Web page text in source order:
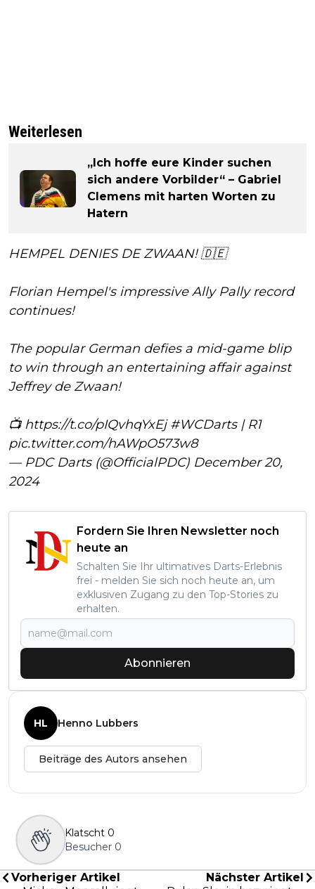
Weiterlesen
„Ich hoffe eure Kinder suchen
sich andere Vorbilder“ – Gabriel
Clemens mit harten Worten zu
Hatern
HEMPEL DENIES DE ZWAAN! 🇩🇪
Florian Hempel's impressive Ally Pally record
continues!
The popular German defies a mid-game blip
to win through an entertaining affair against
Jeffrey de Zwaan!
📺 https://t.co/pIQvhqYxEj #WCDarts| R1
pic.twitter.com/hAWpO573w8
— PDC Darts (@OfficialPDC) December 20,
2024
Fordern Sie Ihren Newsletter noch
heute an
Schalten Sie Ihr ultimatives Darts-Erlebnis
frei - melden Sie sich noch heute an, um
exklusiven Zugang zu den Top-Stories zu
erhalten.
Abonnieren
HL Henno Lubbers
Beiträge des Autors ansehen
Klatscht 0
Besucher 0
Vorheriger Artikel
Nächster Artikel